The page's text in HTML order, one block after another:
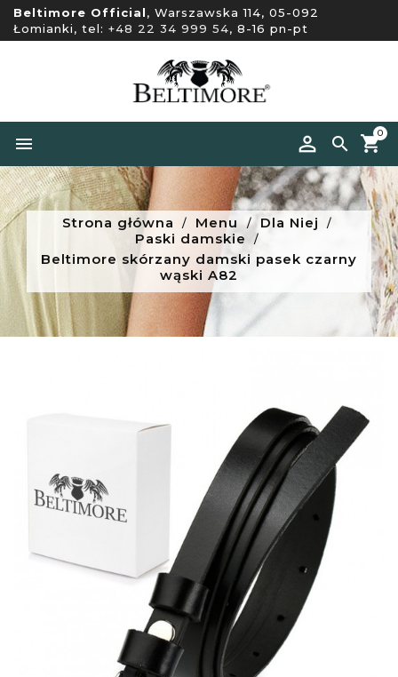
Beltimore Official, Warszawska 114, 05-092
Łomianki, tel: +48 22 34 999 54, 8-16 pn-pt


0
Strona główna Menu
Dla Niej
Paski damskie
Beltimore skórzany damski pasek czarny
wąski A82